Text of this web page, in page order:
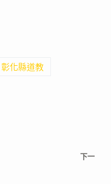
化縣道教
下一